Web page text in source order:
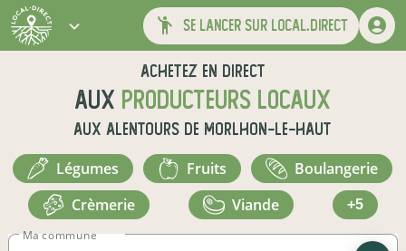
se lancer sur local.direct
Achetez en direct
aux producteurs locaux
aux alentours de Morlhon-le-Haut
légumes fruits
boulangerie
crèmerie
viande +5
Ma commune